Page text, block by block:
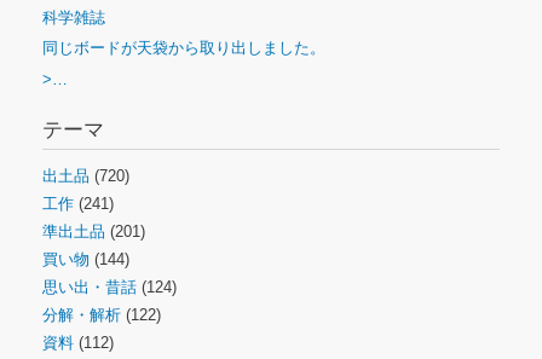
科学雑誌
同じボードが天袋から取り出しました。
>…
テーマ
出土品 (720)
工作 (241)
準出土品 (201)
買い物 (144)
思い出・昔話 (124)
分解・解析 (122)
資料 (112)